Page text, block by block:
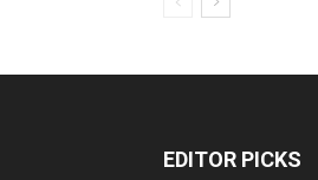
EDITOR PICKS